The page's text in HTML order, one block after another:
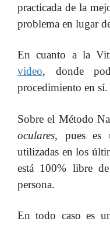
practicada de la
problema en lugar
En cuanto a la
video, donde
procedimiento en sí.
Sobre el Método
oculares, pues es
utilizadas en los
está 100% libre
persona.
En todo caso es